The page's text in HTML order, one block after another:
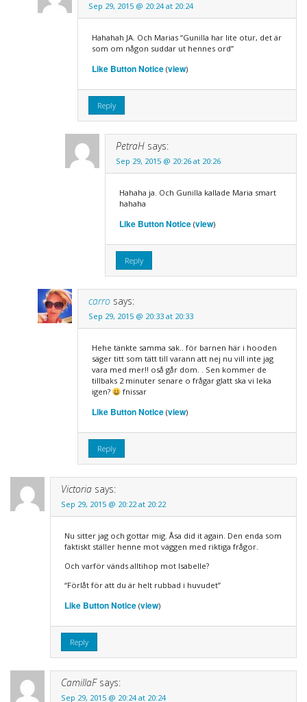
Sep 29, 2015 @ 20:24 at 20:24
Hahahah JA. Och Marias “Gunilla har lite otur, det är
som om någon suddar ut hennes ord”
Like Button Notice(view)
Reply
PetraH says:
Sep 29, 2015 @ 20:26 at 20:26
Hahaha ja. Och Gunilla kallade Maria smart
hahaha
Like Button Notice(view)
Reply
carro says:
Sep 29, 2015 @ 20:33 at 20:33
Hehe tänkte samma sak.. för barnen här i hooden
säger titt som tätt till varann att nej nu vill inte jag
vara med mer!! oså går dom. . Sen kommer de
tillbaks 2 minuter senare o frågar glatt ska vi leka
igen?
fnissar
Like Button Notice(view)
Reply
Victoria says:
Sep 29, 2015 @ 20:22 at 20:22
Nu sitter jag och gottar mig. Åsa did it again. Den enda som
faktiskt ställer henne mot väggen med riktiga frågor.
Och varför vänds alltihop mot Isabelle?
“Förlåt för att du är helt rubbad i huvudet”
Like Button Notice(view)
Reply
CamillaF says:
Sep 29, 2015 @ 20:24 at 20:24